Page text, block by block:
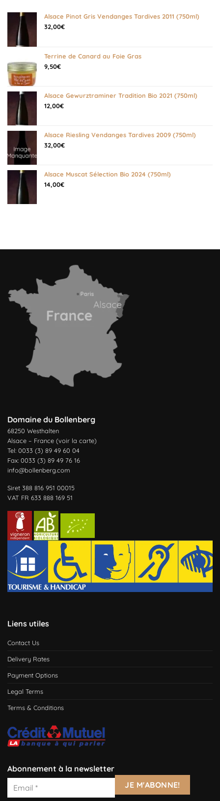
Alsace Pinot Gris Vendanges Tardives 2011 (750ml)
32,00€
Terrine de Canard au Foie Gras
9,50€
Alsace Gewurztraminer Tradition Bio 2021 (750ml)
12,00€
Alsace Riesling Vendanges Tardives 2009 (750ml)
32,00€
Alsace Muscat Sélection Bio 2024 (750ml)
14,00€
Domaine du Bollenberg
68250 Westhalten
Alsace – France (voir la carte)
Tel: 0033 (3) 89 49 60 04
Fax: 0033 (3) 89 49 76 16
info@bollenberg.com
Siret 388 816 951 00015
VAT FR 633 888 169 51
Liens utiles
Contact Us
Delivery Rates
Payment Options
Legal Terms
Terms & Conditions
Abonnement à la newsletter